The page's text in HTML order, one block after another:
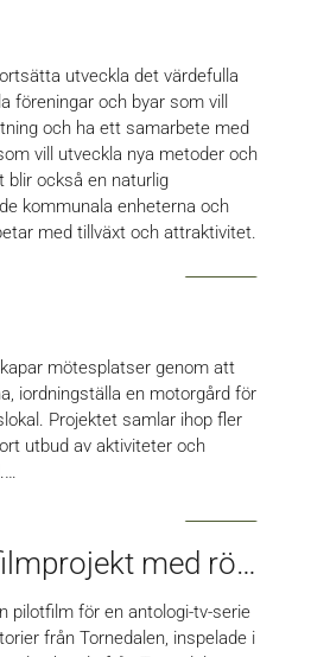
utveckla det värdefulla
föreningar och byar som vill
och ha ett samarbete med
vill utveckla nya metoder och
blir också en naturlig
kommunala enheterna och
med tillväxt och attraktivitet.
mötesplatser genom att
iordningställa en motorgård för
Projektet samlar ihop fler
utbud av aktiviteter och
Pilotflm för filmprojekt med rötterna i den Tornedalska berättartraditionen
pilotfilm för en antologi-tv-serie
från Tornedalen, inspelade i